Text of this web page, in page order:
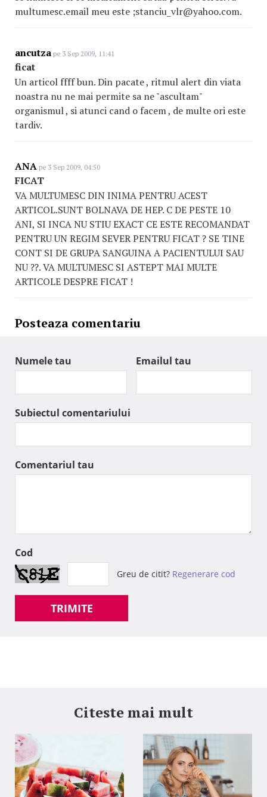
multumesc.email meu este ;stanciu_vlr@yahoo.com.
ancutza pe 3 Sep 2009, 11:41
ficat
Un articol ffff bun. Din pacate , ritmul alert din viata
noastra nu ne mai permite sa ne "ascultam"
organismul , si atunci cand o facem , de multe ori este
tardiv.
ANA pe 3 Sep 2009, 04:50
FICAT
VA MULTUMESC DIN INIMA PENTRU ACEST
ARTICOL.SUNT BOLNAVA DE HEP. C DE PESTE 10
ANI, SI INCA NU STIU EXACT CE ESTE RECOMANDAT
PENTRU UN REGIM SEVER PENTRU FICAT ? SE TINE
CONT SI DE GRUPA SANGUINA A PACIENTULUI SAU
NU ??. VA MULTUMESC SI ASTEPT MAI MULTE
ARTICOLE DESPRE FICAT !
Posteaza comentariu
Numele tau Emailul tau
Subiectul comentariului
Comentariul tau
Cod
Greu de citit? Regenerare cod
TRIMITE
Citeste mai mult